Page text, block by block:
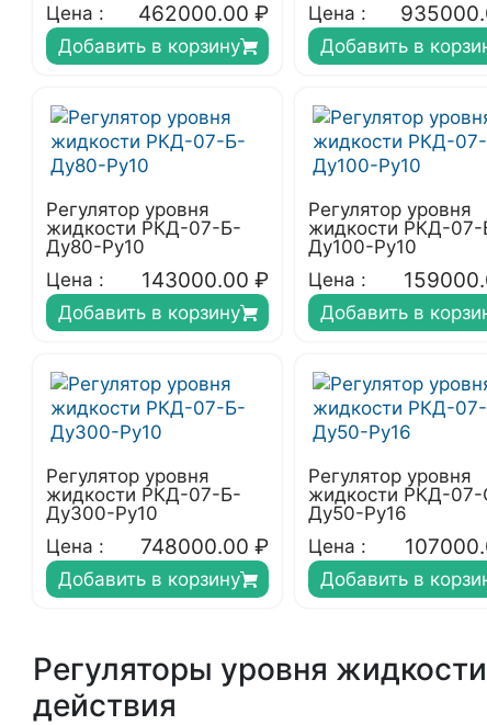
Цена :
462000.00 ₽
Добавить в корзину
Цена :
Добавить в
Регулятор уровня
жидкости РКД-07-Б-
Ду80-Ру10
Цена :
143000.00 ₽
Добавить в корзину
Регулятор уровня
жидкости РКД-
Ду100-Ру10
Цена :
Добавить в
Регулятор уровня
жидкости РКД-07-Б-
Ду300-Ру10
Цена :
748000.00 ₽
Добавить в корзину
Регулятор уровня
жидкости РКД-
Ду50-Ру16
Цена :
Добавить в
Регуляторы уровня
действия